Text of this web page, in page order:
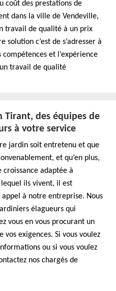
coût des prestations de
dans la ville de Vendeville,
travail de qualité à un prix
solution c’est de s’adresser à
et l’expérience
travail de qualité
Tirant, des équipes de
à votre service
jardin soit entretenu et que
et qu’en plus,
croissance adaptée à
lequel ils vivent, il est
à notre entreprise. Nous
élagueurs qui
vous en vous procurant un
vos exigences. Si vous voulez
ou si vous voulez
nos chargés de